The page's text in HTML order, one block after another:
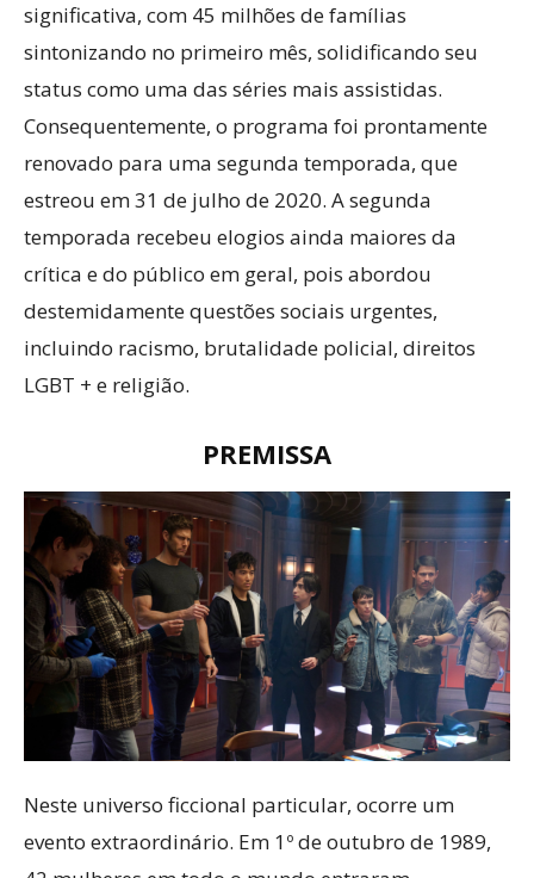
significativa, com 45 milhões de famílias
sintonizando no primeiro mês, solidificando seu
status como uma das séries mais assistidas.
Consequentemente, o programa foi prontamente
renovado para uma segunda temporada, que
estreou em 31 de julho de 2020. A segunda
temporada recebeu elogios ainda maiores da
crítica e do público em geral, pois abordou
destemidamente questões sociais urgentes,
incluindo racismo, brutalidade policial, direitos
LGBT + e religião.
PREMISSA
Neste universo ficcional particular, ocorre um
evento extraordinário. Em 1º de outubro de 1989,